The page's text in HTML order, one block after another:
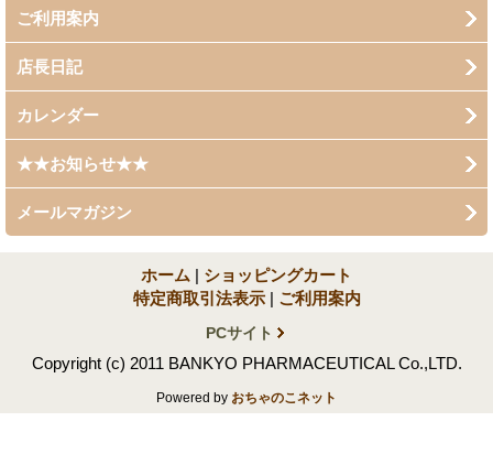
ご利用案内
店長日記
カレンダー
★★お知らせ★★
メールマガジン
ホーム | ショッピングカート
特定商取引法表示 | ご利用案内
PCサイト
Copyright (c) 2011 BANKYO PHARMACEUTICAL Co.,LTD.
Powered by おちゃのこネット